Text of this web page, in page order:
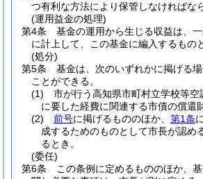
つ有利な方法により保管しなければな
(運用益金の処理)
第4条
基金の運用から生じる収益は、
に計上して、この基金に編入するもの
(処分)
第5条
基金は、次のいずれかに掲げる
ことができる。
(1)
市が行う高知県市町村立学校等
に要した経費に関連する市債の償還
(2)
前号に掲げるもののほか、 第1条
成するためのものとして市長が認め
るとき。
(委任)
第6条
この条例に定めるもののほか、